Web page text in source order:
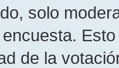
solo
de la